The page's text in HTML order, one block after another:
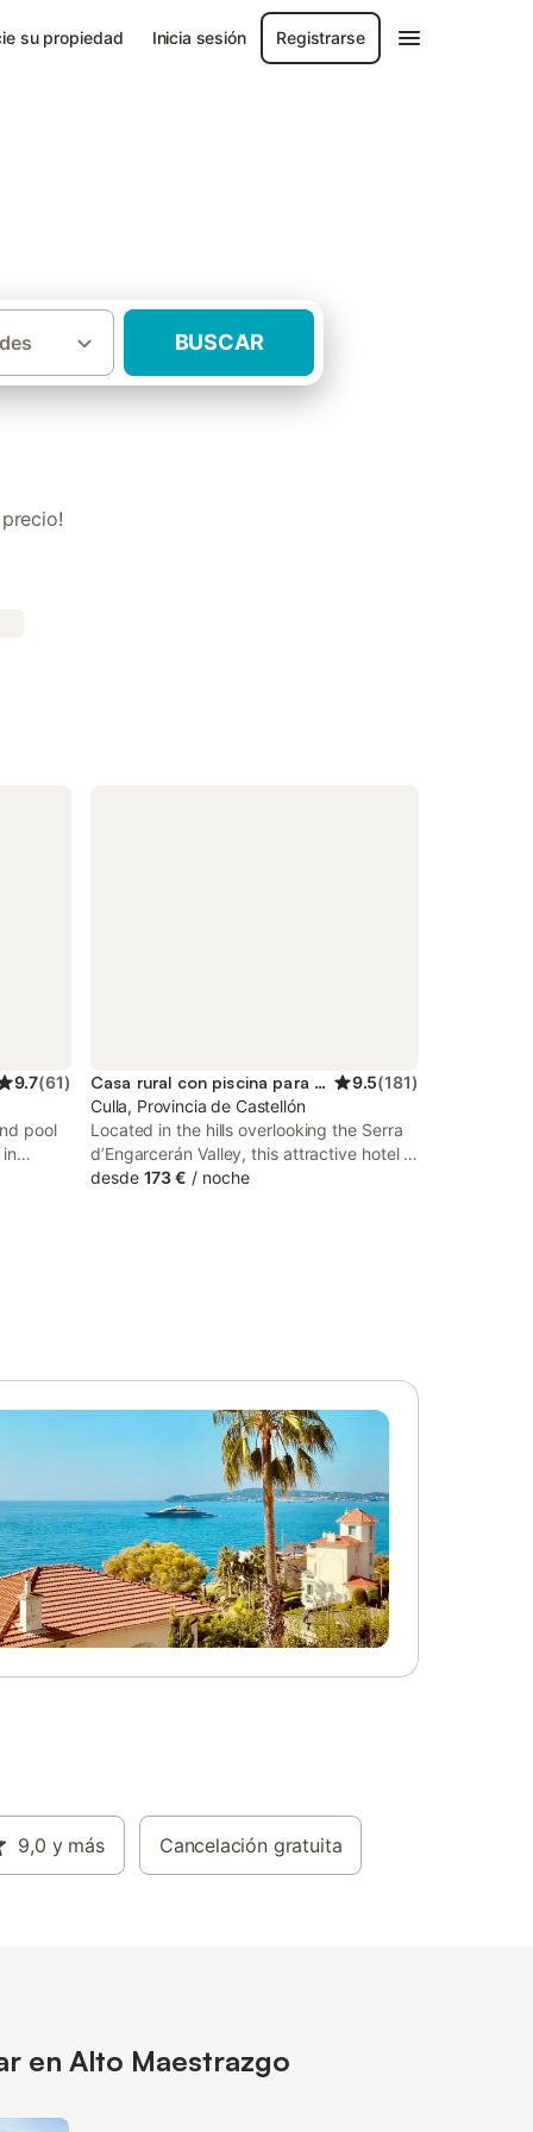
su propiedad Inicia sesión Registrarse
BUSCAR
9.7(61)
pool
Casa rural con piscina para 2 personas 9.5(181)
Culla, Provincia de Castellón
Located in the hills overlooking the Serra
d’Engarcerán Valley, this attractive hotel is
45 minutes’ drive from Castellón. It offers
desde 173 € / noche
9,0 y más Cancelación gratuita
en Alto Maestrazgo